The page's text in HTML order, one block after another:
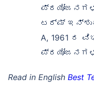
ಟರ್ಮ್
A, 1961 ರ
Read in English Best